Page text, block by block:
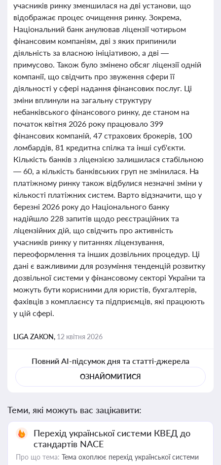
учасників ринку зменшилася на дві установи, що
відображає процес очищення ринку. Зокрема,
Національний банк анулював ліцензії чотирьом
фінансовим компаніям, дві з яких припинили
діяльність за власною ініціативою, а дві —
примусово. Також було змінено обсяг ліцензії одній
компанії, що свідчить про звуження сфери її
діяльності у сфері надання фінансових послуг. Ці
зміни вплинули на загальну структуру
небанківського фінансового ринку, де станом на
початок квітня 2026 року працювало 399
фінансових компаній, 47 страхових брокерів, 100
ломбардів, 81 кредитна спілка та інші суб'єкти.
Кількість банків з ліцензією залишилася стабільною
— 60, а кількість банківських груп не змінилася. На
платіжному ринку також відбулися незначні зміни у
кількості платіжних систем. Варто відзначити, що у
березні 2026 року до Національного банку
надійшло 228 запитів щодо реєстраційних та
ліцензійних дій, що свідчить про активність
учасників ринку у питаннях ліцензування,
переоформлення та інших дозвільних процедур. Ці
дані є важливими для розуміння тенденцій розвитку
дозвільної системи у фінансовому секторі України та
можуть бути корисними для юристів, бухгалтерів,
фахівців з комплаєнсу та підприємців, які працюють
у цій сфері.
LIGA ZAKON, 12 квітня 2026
Повний AI-підсумок дня та статті-джерела
ОЗНАЙОМИТИСЯ
Теми, які можуть вас зацікавити:
Перехід української системи КВЕД до
стандартів NACE
Про що тема: Тема охоплює перехід української системи